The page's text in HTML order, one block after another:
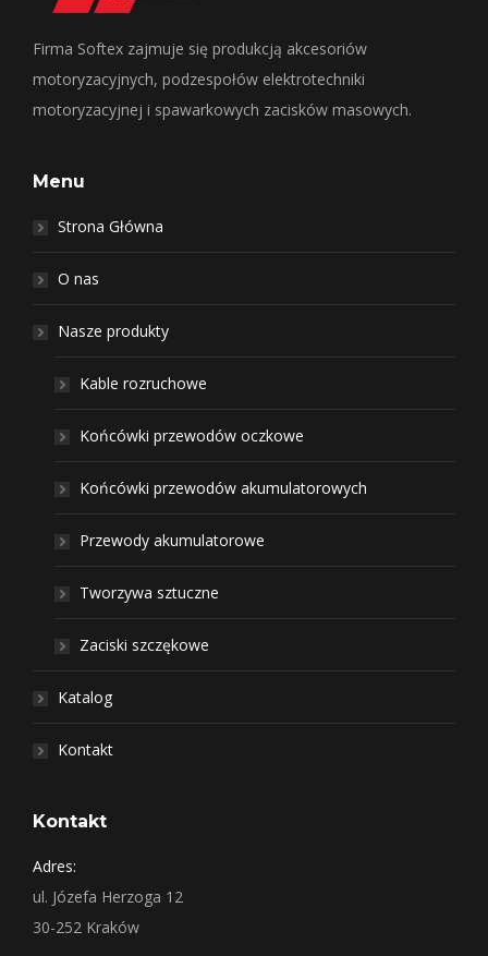
Firma Softex zajmuje się produkcją akcesoriów
motoryzacyjnych, podzespołów elektrotechniki
motoryzacyjnej i spawarkowych zacisków masowych.
Menu
Strona Główna
O nas
Nasze produkty
Kable rozruchowe
Końcówki przewodów oczkowe
Końcówki przewodów akumulatorowych
Przewody akumulatorowe
Tworzywa sztuczne
Zaciski szczękowe
Katalog
Kontakt
Kontakt
Adres:
ul. Józefa Herzoga 12
30-252 Kraków